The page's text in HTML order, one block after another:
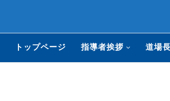
トップページ 指導者挨拶 道場